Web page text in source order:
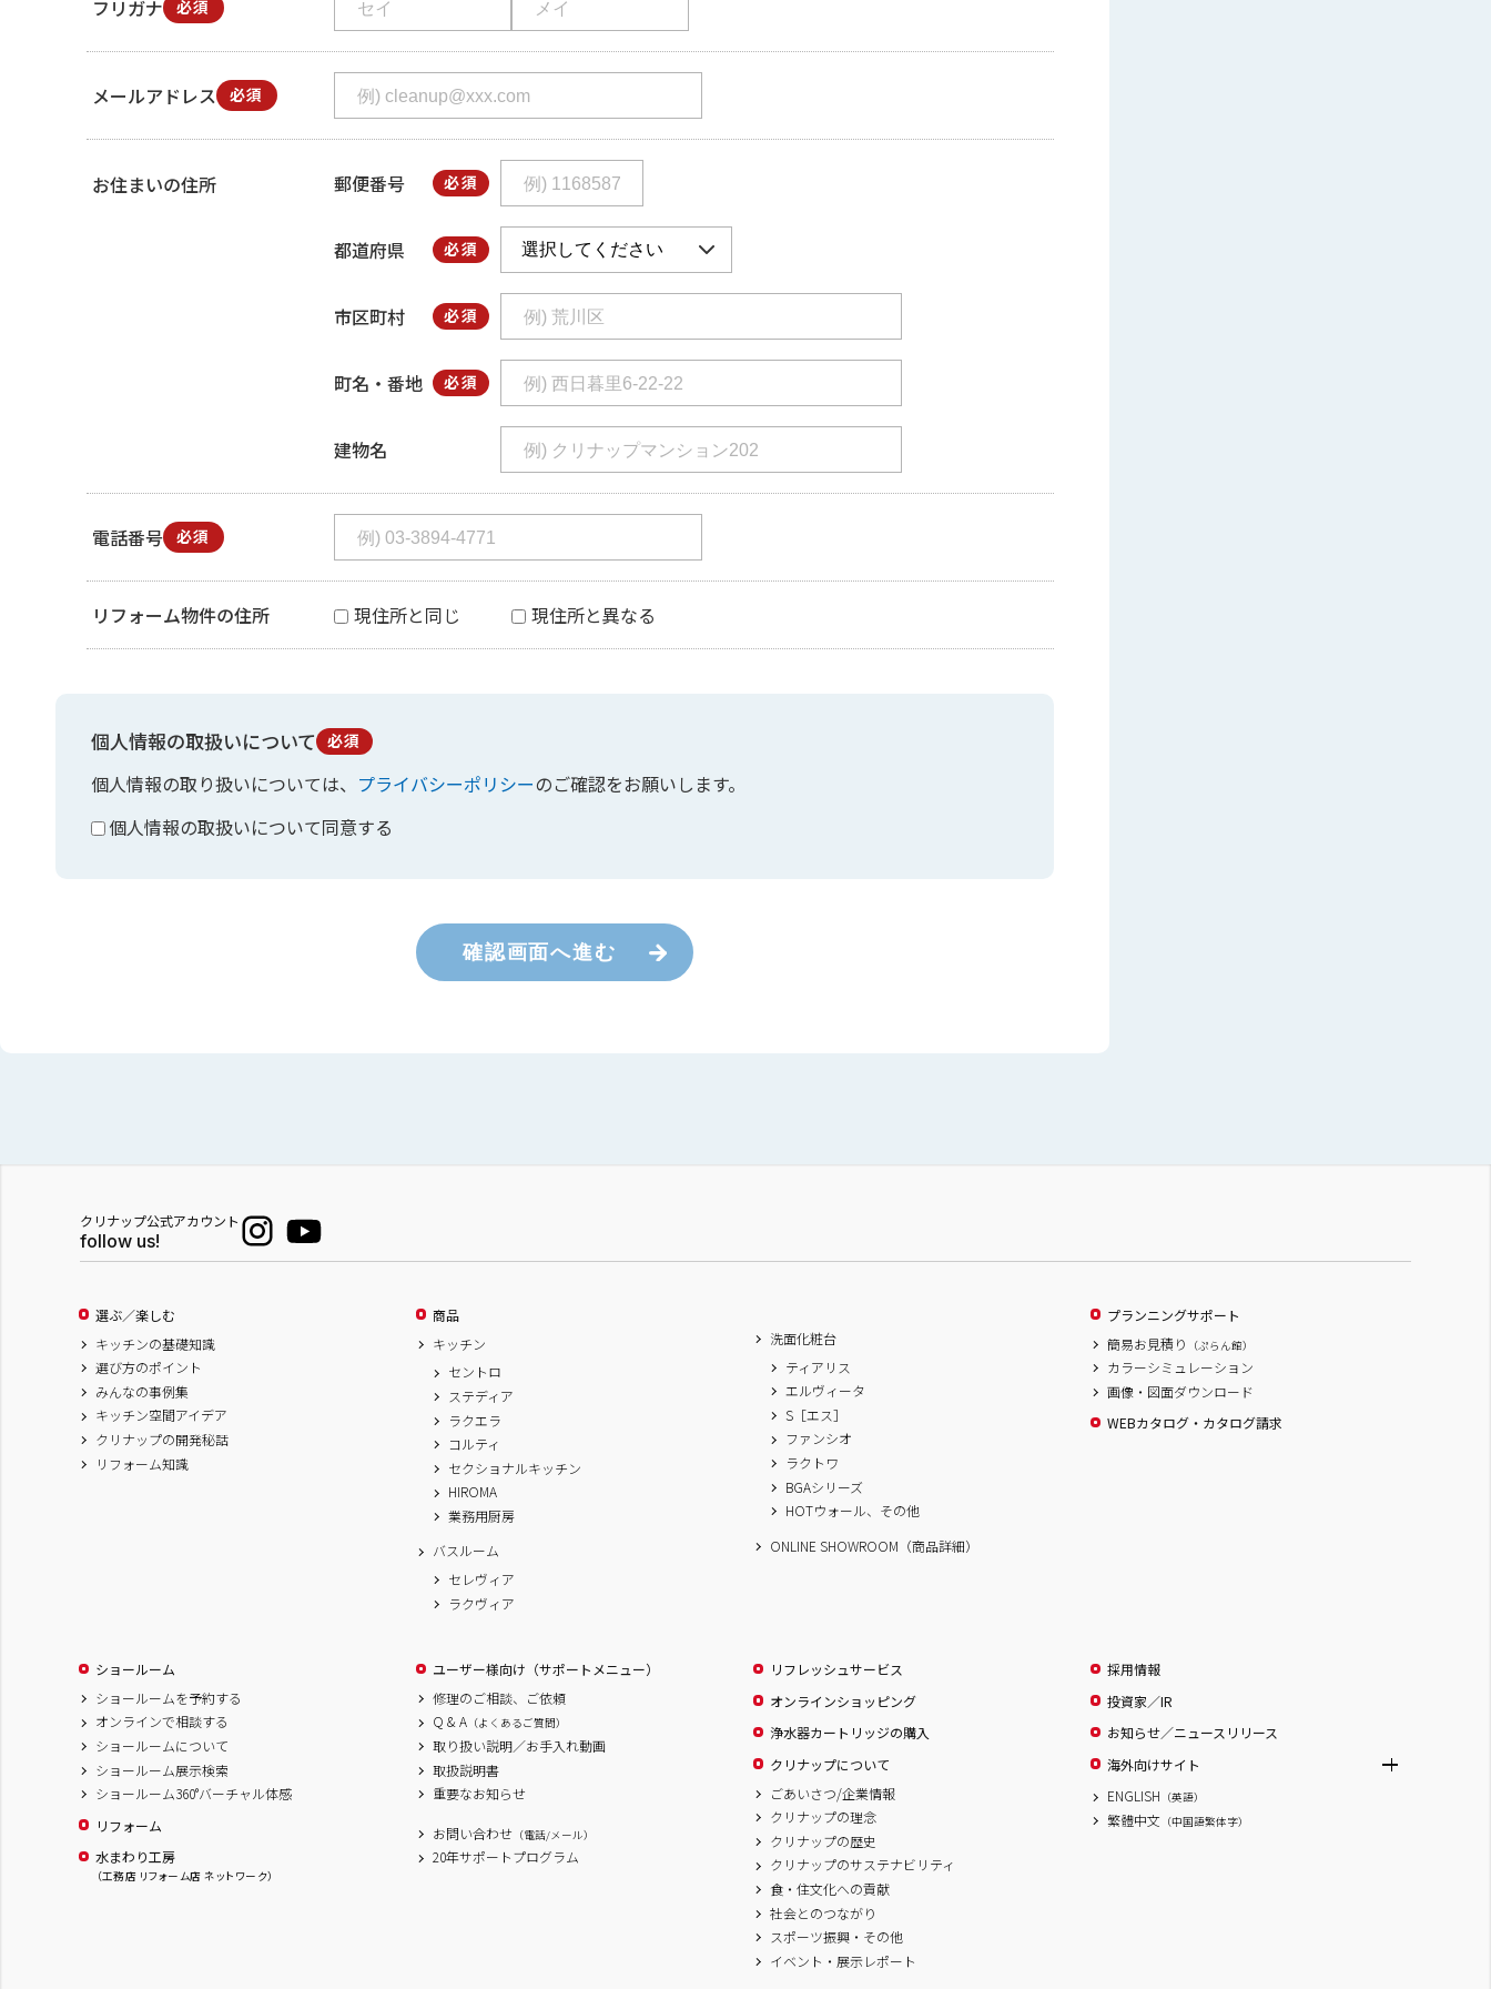
フリガナ 必須
メールアドレス 必須
お住まいの住所 郵便番号 必須
都道府県 必須
市区町村 必須
町名・番地 必須
建物名
電話番号 必須
リフォーム物件の住所 現住所と同じ 現住所と異なる
個人情報の取扱いについて 必須
個人情報の取り扱いについては、 プライバシーポリシーのご確認をお願いします。
個人情報の取扱いについて同意する
確認画面へ進む
クリナップ公式アカウント
follow us!
選ぶ／楽しむ
キッチンの基礎知識
選び方のポイント
みんなの事例集
キッチン空間アイデア
クリナップの開発秘話
リフォーム知識
商品
キッチン
セントロ
ステディア
ラクエラ
コルティ
セクショナルキッチン
HIROMA
業務用厨房
バスルーム
セレヴィア
ラクヴィア
洗面化粧台
ティアリス
エルヴィータ
S［エス］
ファンシオ
ラクトワ
BGAシリーズ
HOTウォール、その他
ONLINE SHOWROOM（商品詳細）
プランニングサポート
簡易お見積り
（ぷらん館）
カラーシミュレーション
画像・図面ダウンロード
WEBカタログ・カタログ請求
ショールーム
ショールームを予約する
オンラインで相談する
ショールームについて
ショールーム展示検索
ショールーム360°バーチャル体感
リフォーム
水まわり工房
（工務店 リフォーム店 ネットワーク）
ユーザー様向け（サポートメニュー）
修理のご相談、ご依頼
Q & A （よくあるご質問）
取り扱い説明／お手入れ動画
取扱説明書
重要なお知らせ
お問い合わせ （電話/メール）
20年サポートプログラム
リフレッシュサービス
オンラインショッピング
浄水器カートリッジの購入
クリナップについて
ごあいさつ/企業情報
クリナップの理念
クリナップの歴史
クリナップのサステナビリティ
食・住文化への貢献
社会とのつながり
スポーツ振興・その他
イベント・展示レポート
採用情報
投資家／IR
お知らせ／ニュースリリース
海外向けサイト
ENGLISH （英語）
繁體中文 （中国語繁体字）